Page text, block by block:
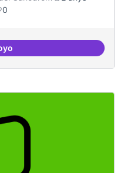
0
d'ILPs